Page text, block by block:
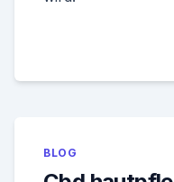
BLOG